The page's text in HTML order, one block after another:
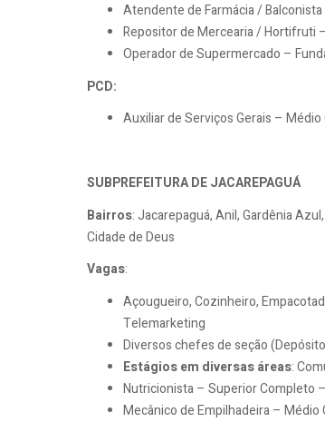
Atendente de Farmácia /
Repositor de Mercearia / Hortifruti
Operador de Supermercado –
PCD:
Auxiliar de Serviços Gerais –
SUBPREFEITURA DE JACAREPAGUÁ
Bairros: Jacarepaguá, Anil, Gardênia
Cidade de Deus
Vagas:
Açougueiro, Cozinheiro,
Telemarketing
Diversos chefes de seção
Estágios em diversas áreas:
Nutricionista – Superior Completo
Mecânico de Empilhadeira –